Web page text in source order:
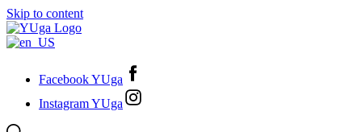
Skip to content
Facebook YUga
Instagram YUga